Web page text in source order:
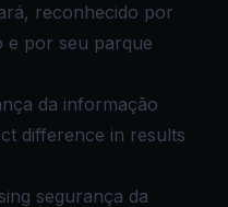
reconhecido por
e por seu parque
da informação
difference in results
segurança da